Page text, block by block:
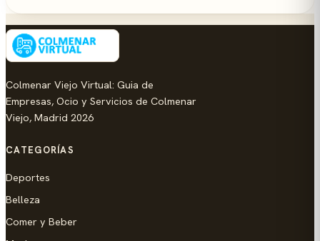
Colmenar Viejo Virtual: Guia de
Empresas, Ocio y Servicios de Colmenar
Viejo, Madrid 2026
CATEGORÍAS
Deportes
Belleza
Comer y Beber